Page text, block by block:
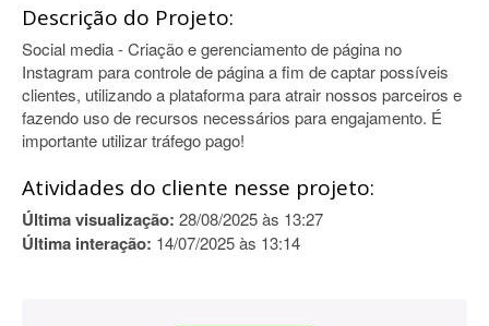
Descrição do Projeto:
Social media - Criação e gerenciamento de página no
Instagram para controle de página a fim de captar possíveis
clientes, utilizando a plataforma para atrair nossos parceiros e
fazendo uso de recursos necessários para engajamento. É
importante utilizar tráfego pago!
Atividades do cliente nesse projeto:
Última visualização: 28/08/2025 às 13:27
Última interação: 14/07/2025 às 13:14